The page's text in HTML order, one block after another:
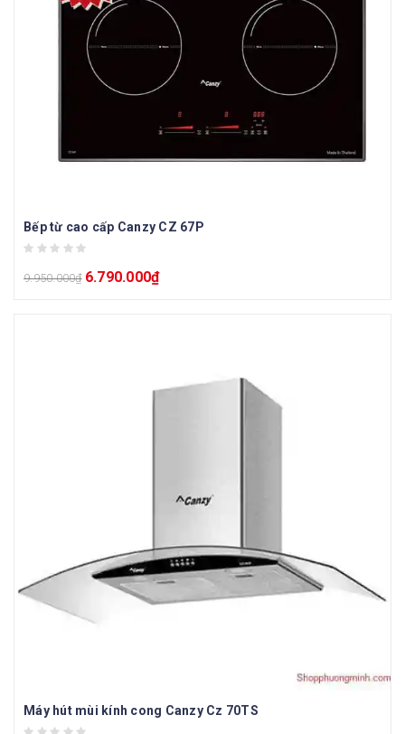
Bếp từ cao cấp Canzy CZ 67P
9.950.000₫ 6.790.000₫
Máy hút mùi kính cong Canzy Cz 70TS